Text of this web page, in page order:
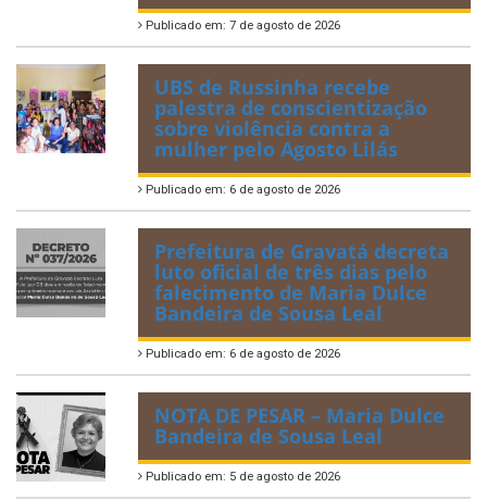
Publicado em: 7 de agosto de 2026
UBS de Russinha recebe
palestra de conscientização
sobre violência contra a
mulher pelo Agosto Lilás
Publicado em: 6 de agosto de 2026
Prefeitura de Gravatá decreta
luto oficial de três dias pelo
falecimento de Maria Dulce
Bandeira de Sousa Leal
Publicado em: 6 de agosto de 2026
NOTA DE PESAR – Maria Dulce
Bandeira de Sousa Leal
Publicado em: 5 de agosto de 2026